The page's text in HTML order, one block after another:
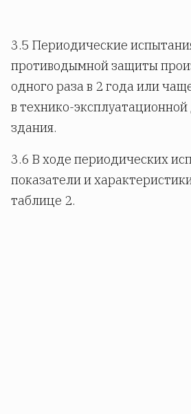
3.5 Периодические
противодымной защиты
одного раза в 2 года или
в технико-
здания.
3.6 В ходе периодических
показатели и
таблице 2.